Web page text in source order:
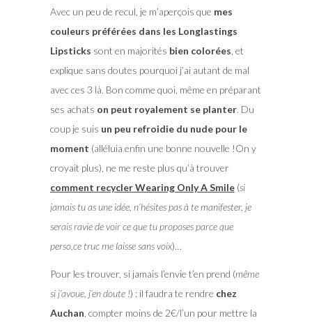
Avec un peu de recul, je m’aperçois que mes
couleurs préférées dans les Longlastings
Lipsticks sont en majorités bien colorées , et
explique sans doutes pourquoi j’ai autant de mal
avec ces 3 là. Bon comme quoi, même en préparant
ses achats on peut royalement se planter. Du
coup je suis un peu refroidie du nude pour le
moment (alléluia enfin une bonne nouvelle !On y
croyait plus), ne me reste plus qu’à trouver
comment recycler Wearing Only A Smile(si
jamais tu as une idée, n’hésites pas à te manifester, je
serais ravie de voir ce que tu proposes parce que
perso,ce truc me laisse sans voix)…
Pour les trouver, si jamais l’envie t’en prend (même
si j’avoue, j’en doute !) : il faudra te rendre chez
Auchan , compter moins de 2€/l’un pour mettre la